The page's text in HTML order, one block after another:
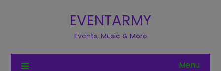
EVENTARMY
Events, Music & More
Menu